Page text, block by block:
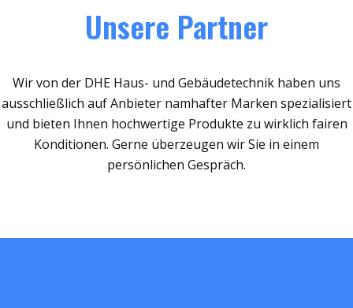
Unsere Partner
Wir von der DHE Haus- und Gebäudetechnik haben uns
ausschließlich auf Anbieter namhafter Marken spezialisiert
und bieten Ihnen hochwertige Produkte zu wirklich fairen
Konditionen. Gerne überzeugen wir Sie in einem
persönlichen Gespräch.